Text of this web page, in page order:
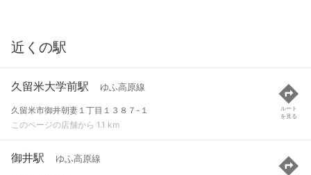
近くの駅
久留米大学前駅 ゆふ高原線
久留米市御井朝妻１丁目１３８７-１
このページの店舗から 1.1 km
ルート
を見る
御井駅 ゆふ高原線